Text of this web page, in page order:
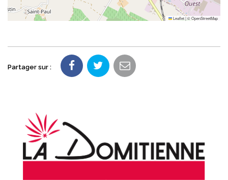
Leaflet|©OpenStreetMap
Partager sur :